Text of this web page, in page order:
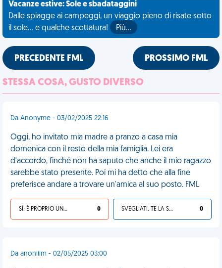
Vacanze estive: Sole e sbadataggini
Dalle spiagge ai campeggi, un viaggio pieno di risate sotto
il sole... e qualche scottatura!
Più…
PRECEDENTE FML PROSSIMO FML
STESSA COSA, GUSTO DIVERSO
Da Anonyme - 03/02/2025 22:16
Oggi, ho invitato mia madre a pranzo a casa mia
domenica con il resto della mia famiglia. Lei era
d'accordo, finché non ha saputo che anche il mio ragazzo
sarebbe stato presente. Poi mi ha detto che alla fine
preferisce andare a trovare un'amica al suo posto. FML
SÌ, È PROPRIO UNA VDM! 0 SVEGLIATI, TE LA SEI CERCATA! 0
Da anoniiim - 02/05/2025 03:00